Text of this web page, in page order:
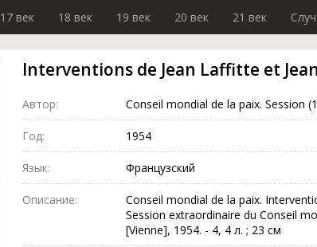
17 век 18 век 19 век 20 век 21 век
Interventions de Jean Laffitte et
Автор: Conseil mondial de la paix. Session
Год: 1954
Язык: Французский
Описание:
Conseil mondial de la paix.
Session extraordinaire du Conseil
[Vienne], 1954. - 4, 4 л. ; 23 см